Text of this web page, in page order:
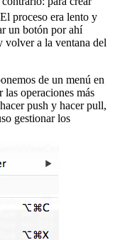
proceso era lento y
un botón por ahí
volver a la ventana del
de un menú en
las operaciones más
push y hacer pull,
gestionar los